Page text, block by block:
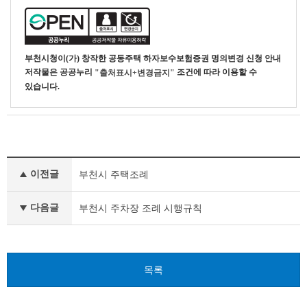
부천시청이(가) 창작한 공동주택 하자보수보험증권 명의변경 신청 안내
저작물은 공공누리 "출처표시+변경금지" 조건에 따라 이용할 수
있습니다.
행
다
이전글 부천시 주택조례
다음글 부천시 주차장 조례 시행규칙
목록